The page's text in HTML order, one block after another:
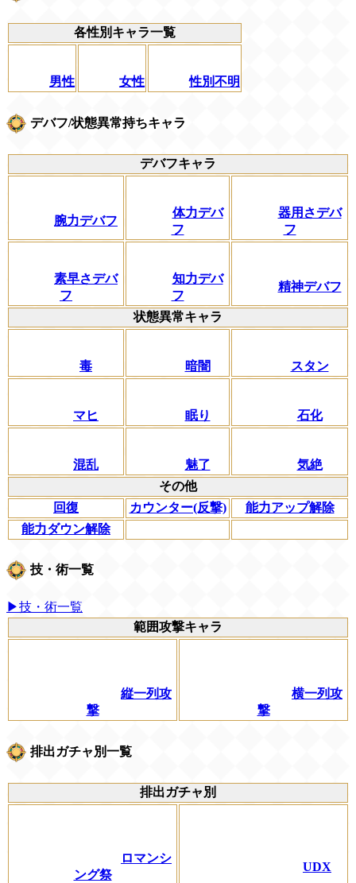
各性別キャラ一覧
男性 女性 性別不明
デバフ/状態異常持ちキャラ
デバフキャラ
腕力デバフ
体力デバ
フ
器用さデバ
フ
素早さデバ
フ
知力デバ
フ
精神デバフ
状態異常キャラ
毒 暗闇 スタン
マヒ 眠り 石化
混乱 魅了
気絶
その他
回復
カウンター(反撃)
能力アップ解除
能力ダウン解除
技・術一覧
▶技・術一覧
範囲攻撃キャラ
縦一列攻
撃
横一列攻
撃
排出ガチャ別一覧
排出ガチャ別
ロマンシ
ング祭
UDX